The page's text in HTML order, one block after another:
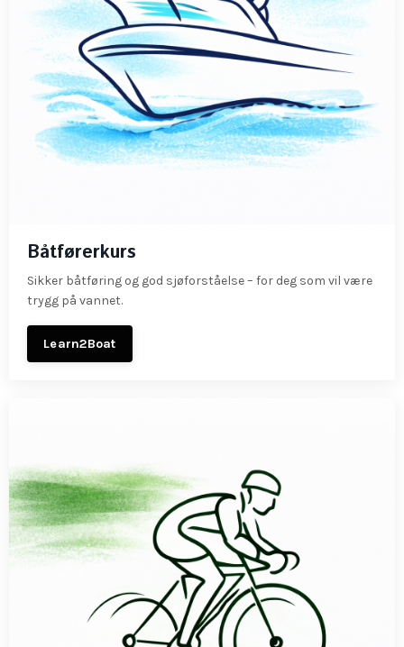
Båtførerkurs
Sikker båtføring og god sjøforståelse – for deg som vil være
trygg på vannet.
Learn2Boat